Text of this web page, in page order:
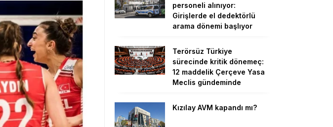
personeli alınıyor:
Girişlerde el dedektörlü
arama dönemi başlıyor
Terörsüz Türkiye
sürecinde kritik dönemeç:
12 maddelik Çerçeve Yasa
Meclis gündeminde
Kızılay AVM kapandı mı?